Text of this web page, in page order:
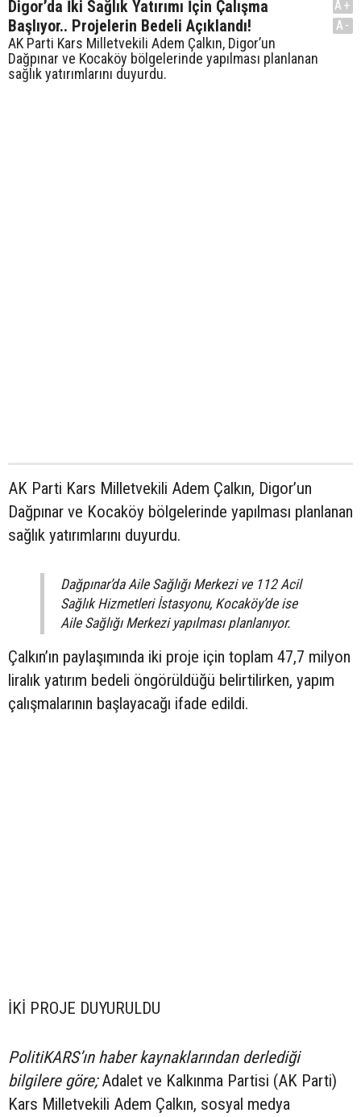
Digor’da İki Sağlık Yatırımı İçin Çalışma
Başlıyor.. Projelerin Bedeli Açıklandı!
AK Parti Kars Milletvekili Adem Çalkın, Digor’un
Dağpınar ve Kocaköy bölgelerinde yapılması planlanan
sağlık yatırımlarını duyurdu.
A+
A-
AK Parti Kars Milletvekili Adem Çalkın, Digor’un
Dağpınar ve Kocaköy bölgelerinde yapılması planlanan
sağlık yatırımlarını duyurdu.
Dağpınar’da Aile Sağlığı Merkezi ve 112 Acil
Sağlık Hizmetleri İstasyonu, Kocaköy’de ise
Aile Sağlığı Merkezi yapılması planlanıyor.
Çalkın’ın paylaşımında iki proje için toplam 47,7 milyon
liralık yatırım bedeli öngörüldüğü belirtilirken, yapım
çalışmalarının başlayacağı ifade edildi.
İKİ PROJE DUYURULDU
PolitiKARS’ın haber kaynaklarından derlediği
bilgilere göre;Adalet ve Kalkınma Partisi (AK Parti)
Kars Milletvekili Adem Çalkın, sosyal medya